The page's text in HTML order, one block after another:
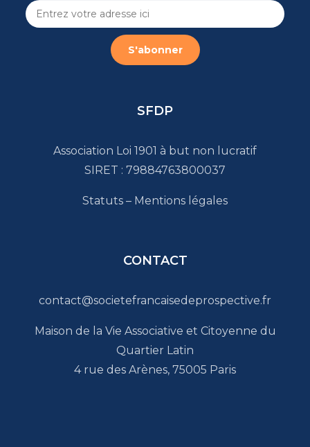
SFDP
Association Loi 1901 à but non lucratif
SIRET : 79884763800037
Statuts – Mentions légales
CONTACT
contact@societefrancaisedeprospective.fr
Maison de la Vie Associative et Citoyenne du
Quartier Latin
4 rue des Arènes, 75005 Paris